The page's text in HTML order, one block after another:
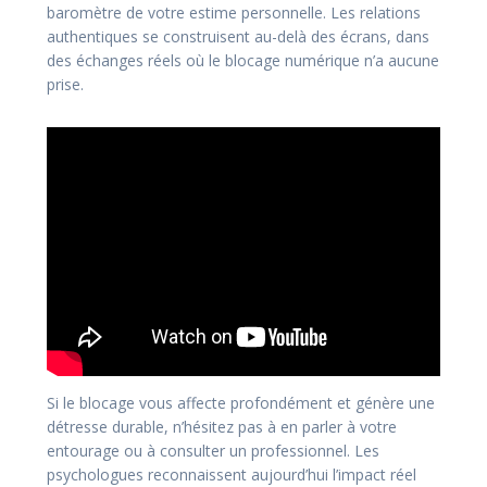
baromètre de votre estime personnelle. Les relations
authentiques se construisent au-delà des écrans, dans
des échanges réels où le blocage numérique n’a aucune
prise.
Si le blocage vous affecte profondément et génère une
détresse durable, n’hésitez pas à en parler à votre
entourage ou à consulter un professionnel. Les
psychologues reconnaissent aujourd’hui l’impact réel